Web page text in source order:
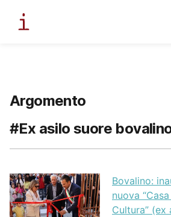
Argomento
#Ex asilo suore
Bovalino:
nuova
Cultura” (ex